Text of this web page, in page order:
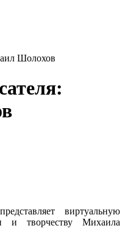
Шолохов
виртуальную
и творчеству Михаила